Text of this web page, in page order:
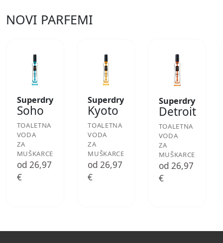
NOVI PARFEMI
Superdry
Soho
TOALETNA
VODA
ZA
MUŠKARCE
od 26,97
€
Superdry
Kyoto
TOALETNA
VODA
ZA
MUŠKARCE
od 26,97
€
Superdry
Detroit
TOALETNA
VODA
ZA
MUŠKARCE
od 26,97
€